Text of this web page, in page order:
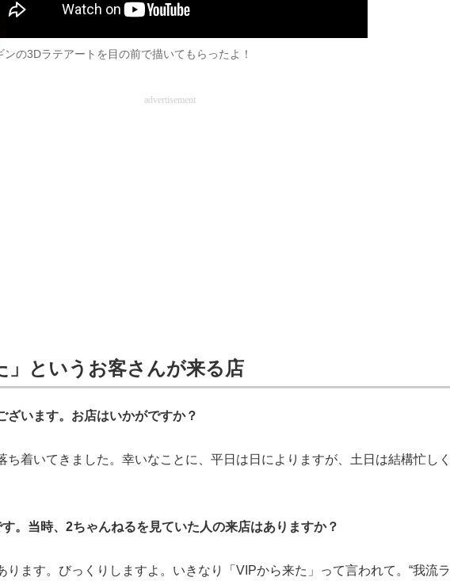
ンの3Dラテアートを目の前で描いてもらったよ！
advertisement
」というお客さんが来る店
います。お店はいかがですか？
ち着いてきました。幸いなことに、平日は日によりますが、土日は結構忙しく
。当時、2ちゃんねるを見ていた人の来店はありますか？
ります。びっくりしますよ。いきなり「VIPから来た」って言われて。“我流ラ